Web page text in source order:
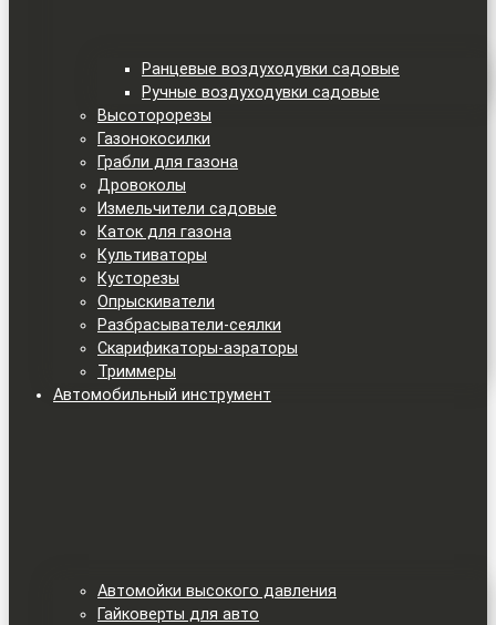
Ранцевые воздуходувки садовые
Ручные воздуходувки садовые
Высоторорезы
Газонокосилки
Грабли для газона
Дровоколы
Измельчители садовые
Каток для газона
Культиваторы
Кусторезы
Опрыскиватели
Разбрасыватели-сеялки
Скарификаторы-аэраторы
Триммеры
Автомобильный инструмент
Автомойки высокого давления
Гайковерты для авто